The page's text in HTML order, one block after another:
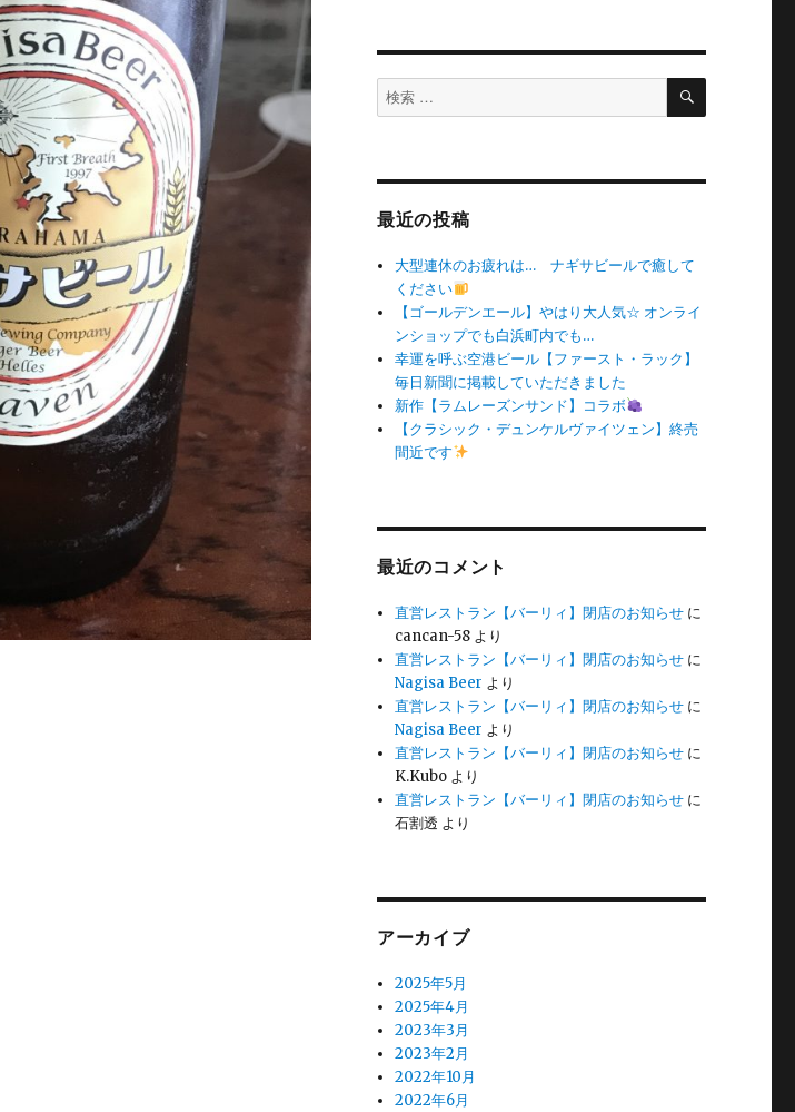
検
索
検
最近の投稿
大型連休のお疲れは… ナギサビールで癒して
ください
【ゴールデンエール】やはり大人気☆ オンライ
ンショップでも白浜町内でも…
幸運を呼ぶ空港ビール【ファースト・ラック】
毎日新聞に掲載していただきました
新作【ラムレーズンサンド】コラボ
【クラシック・デュンケルヴァイツェン】終売
間近です
最近のコメント
直営レストラン【バーリィ】閉店のお知らせ に
cancan-58 より
直営レストラン【バーリィ】閉店のお知らせ に
Nagisa Beer より
直営レストラン【バーリィ】閉店のお知らせ に
Nagisa Beer より
直営レストラン【バーリィ】閉店のお知らせ に
K.Kubo より
直営レストラン【バーリィ】閉店のお知らせ に
石割透 より
アーカイブ
2025年5月
2025年4月
2023年3月
2023年2月
2022年10月
2022年6月